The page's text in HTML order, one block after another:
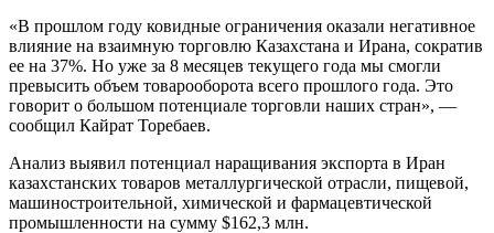
«В прошлом году ковидные ограничения оказали негативное
влияние на взаимную торговлю Казахстана и Ирана, сократив
ее на 37%. Но уже за 8 месяцев текущего года мы смогли
превысить объем товарооборота всего прошлого года. Это
говорит о большом потенциале торговли наших стран», —
сообщил Кайрат Торебаев.
Анализ выявил потенциал наращивания экспорта в Иран
казахстанских товаров металлургической отрасли, пищевой,
машиностроительной, химической и фармацевтической
промышленности на сумму $162,3 млн.